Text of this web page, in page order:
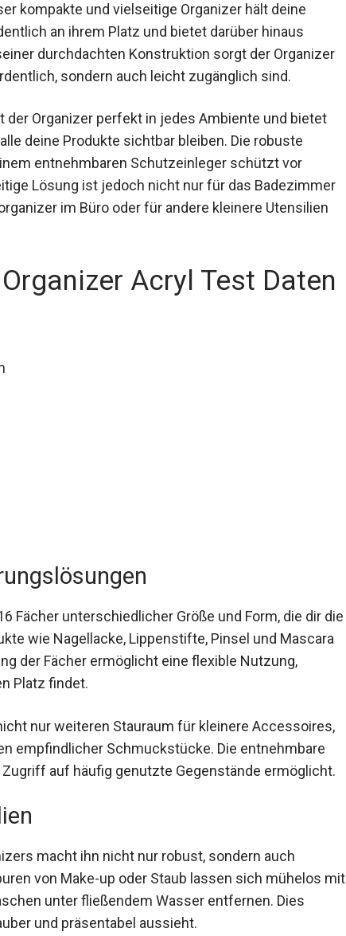
kompakte und vielseitige Organizer hält deine
an ihrem Platz und bietet darüber hinaus
durchdachten Konstruktion sorgt der Organizer
sondern auch leicht zugänglich sind.
Organizer perfekt in jedes Ambiente und bietet
deine Produkte sichtbar bleiben. Die robuste
entnehmbaren Schutzeinleger schützt vor
Lösung ist jedoch nicht nur für das Badezimmer
im Büro oder für andere kleinere Utensilien
Acryl Test Daten
Fächer unterschiedlicher Größe und Form, die dir die
wie Nagellacke, Lippenstifte, Pinsel und Mascara
der Fächer ermöglicht eine flexible Nutzung,
Platz findet.
nur weiteren Stauraum für kleinere Accessoires,
empfindlicher Schmuckstücke. Die entnehmbare
auf häufig genutzte Gegenstände ermöglicht.
macht ihn nicht nur robust, sondern auch
von Make-up oder Staub lassen sich mühelos mit
unter fließendem Wasser entfernen. Dies
und präsentabel aussieht.